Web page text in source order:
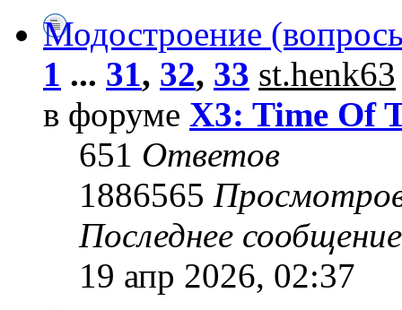
Модостроение
1 ... 31, 32, 33 st.henk63
в форуме X3: Time Of
651 Ответов
1886565
Последнее
19 апр 2026, 02:37